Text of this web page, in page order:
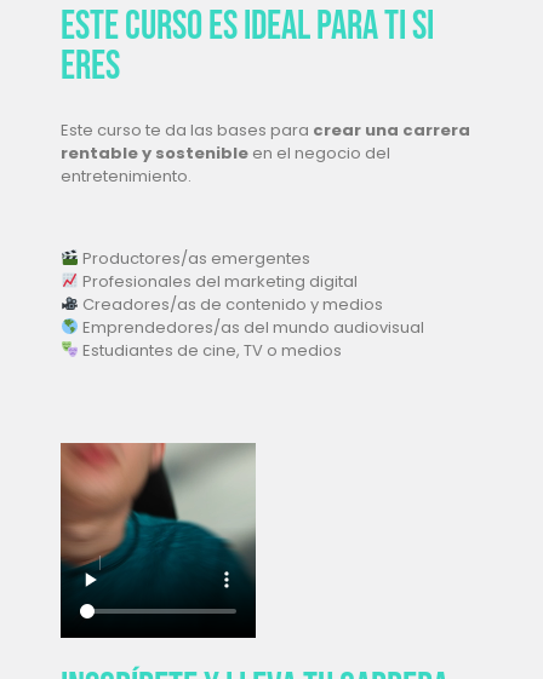
este curso es Ideal para ti si
eres
Este curso te da las bases para crear una carrera
rentable y sostenibleen el negocio del
entretenimiento.
Productores/as emergentes
Profesionales del marketing digital
Creadores/as de contenido y medios
Emprendedores/as del mundo audiovisual
Estudiantes de cine, TV o medios